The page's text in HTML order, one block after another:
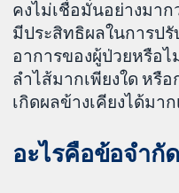
คงไม่เชื่อมั่นอย่างมา
มีประสิทธิผลในการป
อาการของผู้ป่วยหรือไ
ลำไส้มากเพียงใด หรื
เกิดผลข้างเคียงได้มาก
อะไรคือข้อจำกั